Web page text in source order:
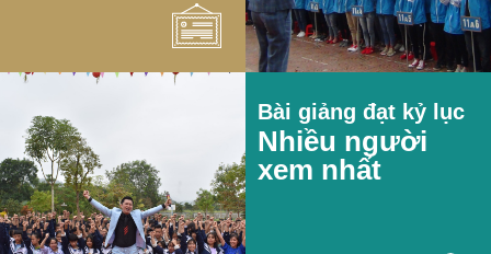
Bài giảng đạt kỷ lục
Nhiều người
xem nhất